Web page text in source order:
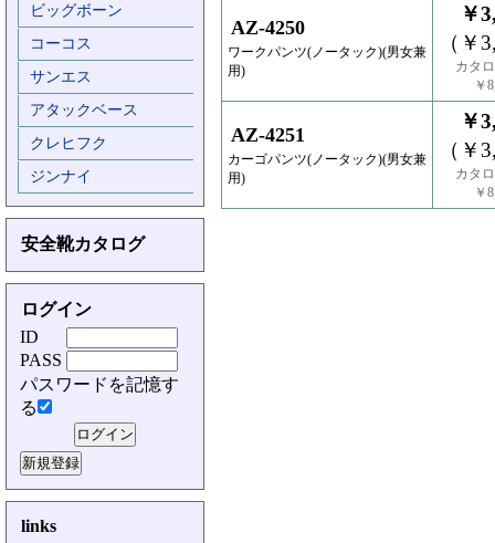
ビッグボーン
コーコス
サンエス
アタックベース
クレヒフク
ジンナイ
安全靴カタログ
ログイン
ID
PASS
パスワードを記憶す
る
links
AZ-4250
ワークパンツ(ノータック)(男女兼
用)
￥
（￥
カタ
￥
AZ-4251
カーゴパンツ(ノータック)(男女兼
用)
￥
（￥
カタ
￥